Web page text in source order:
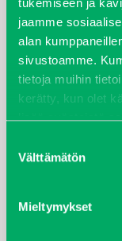
jaamme
alan
sivustoamme.
tietoja muihin
kerätty, kun olet
lisää evästeistä
valinta
Välttämätön
Mieltymykset
OY
AB
tuotemerkit 35
Ab on
jälkipalveluihin.